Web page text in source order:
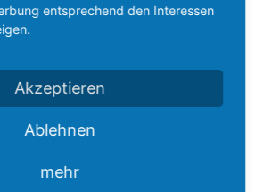
Fleischtöpfe
ART DES HAUSES
entsprechend den Interessen
Akzeptieren
Ablehnen
mehr